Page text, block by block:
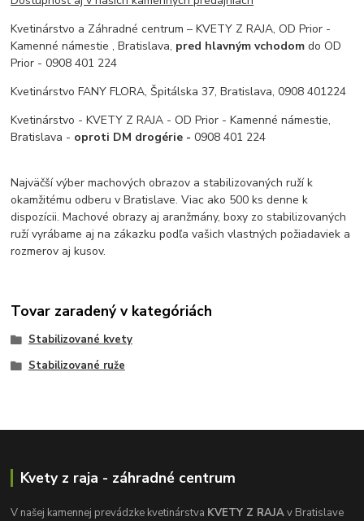
Kvetinárstvo a Záhradné centrum – KVETY Z RAJA, OD Prior -
Kamenné námestie , Bratislava, pred hlavným vchodom do OD
Prior - 0908 401 224
Kvetinárstvo FANY FLORA, Špitálska 37, Bratislava, 0908 401224
Kvetinárstvo - KVETY Z RAJA - OD Prior - Kamenné námestie,
Bratislava - oproti DM drogérie -0908 401 224
Najväčší výber machových obrazov a stabilizovaných ruží k
okamžitému odberu v Bratislave. Viac ako 500 ks denne k
dispozícii. Machové obrazy aj aranžmány, boxy zo stabilizovaných
ruží vyrábame aj na zákazku podľa vašich vlastných požiadaviek a
rozmerov aj kusov.
Tovar zaradený v kategóriách
Stabilizované kvety
Stabilizované ruže
Kvety z raja - záhradné centrum
V našej kamennej prevádzke kvetinárstva KVETY Z RAJAv Bratislave